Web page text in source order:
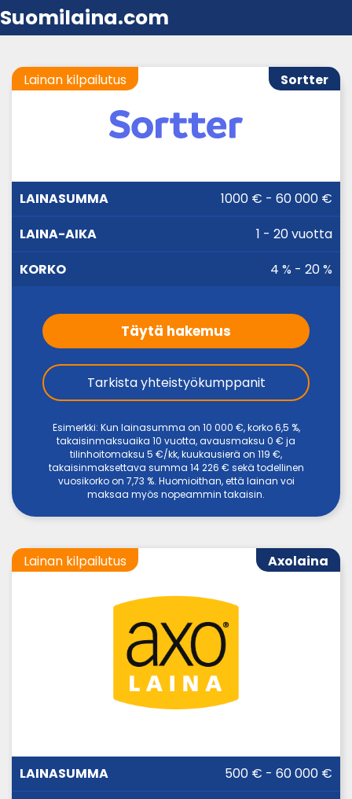
Suomilaina.com
Sortter
Lainan kilpailutus
LAINASUMMA KORKO1000 € - 60 000 €
1 - 20 vuotta
4 % - 20 %
Täytä hakemus
Tarkista yhteistyökumppanit
Esimerkki: Kun lainasumma on 10 000 €, korko 6,5 %,
takaisinmaksuaika 10 vuotta, avausmaksu 0 € ja
tilinhoitomaksu 5 €/kk, kuukausierä on 119 €,
takaisinmaksettava summa 14 226 € sekä todellinen
vuosikorko on 7,73 %. Huomioithan, että lainan voi
maksaa myös nopeammin takaisin.
Axolaina
Lainan kilpailutus
LAINASUMMA KORKO500 € - 60 000 €